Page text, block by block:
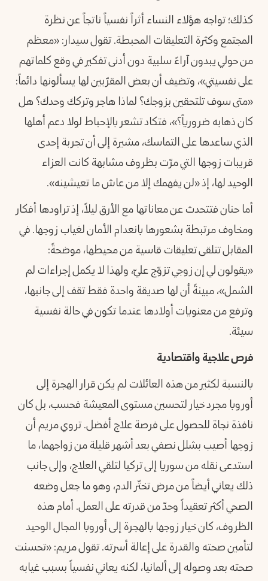
كذلك؛ تواجه هؤلاء النساء أثراً نفسياً ناتجاً عن نظرة
المجتمع وكثرة التعليقات المحبطة. تقول سيدار: «معظم
من حولي يبدون آراءً سلبية دون أدنى تفكير في وقع كلماتهم
على نفسيتي»، وتضيف أن بعض المقرّبين لها يسألونها دائماً:
«متى سوف تلتحقين بزوجك؟ لماذا هاجر وتركك وحدك؟ هل
كان ذهابه ضرورياً؟»، فتكاد تشعر بالإحباط لولا دعم أهلها
الذي ساعدها على التماسك، مشيرة إلى أن تجربة إحدى
قريبات زوجها التي مرّت بظروف مشابهة كانت العزاء
الوحيد لها، إذ «لن يفهمك إلا من عاش ما تعيشينه».
أما حنان فتتحدث عن معاناتها مع الأرق ليلاً، إذ تراودها أفكار
ومخاوف مرتبطة بشعورها بانعدام الأمان لغياب زوجها. في
المقابل تتلقى تعليقات قاسية من محيطها، موضحةً:
«يقولون لي إن زوجي تزوّج عليّ، ولهذا لا يكمل إجراءات لم
الشمل»، مبينةً أن لها صديقة واحدة فقط تقف إلى جانبها،
وترفع من معنويات أولادها عندما تكون في حالة نفسية
سيئة.
فرص علاجية واقتصادية
بالنسبة لكثير من هذه العائلات لم يكن قرار الهجرة إلى
أوروبا مجرد خيار لتحسين مستوى المعيشة فحسب، بل كان
نافذة نجاة للحصول على فرصة علاج أفضل. تروي مريم أن
زوجها أصيب بشلل نصفي بعد أشهر قليلة من زواجهما، ما
استدعى نقله من سوريا إلى تركيا لتلقي العلاج، وإلى جانب
ذلك يعاني أيضاً من مرض تختّر الدم، وهو ما جعل وضعه
الصحي أكثر تعقيداً وحدّ من قدرته على العمل. أمام هذه
الظروف، كان خيار زوجها بالهجرة إلى أوروبا المجال الوحيد
لتأمين صحته والقدرة على إعالة أسرته. تقول مريم: «تحسنت
صحته بعد وصوله إلى ألمانيا، لكنه يعاني نفسياً بسبب غيابه